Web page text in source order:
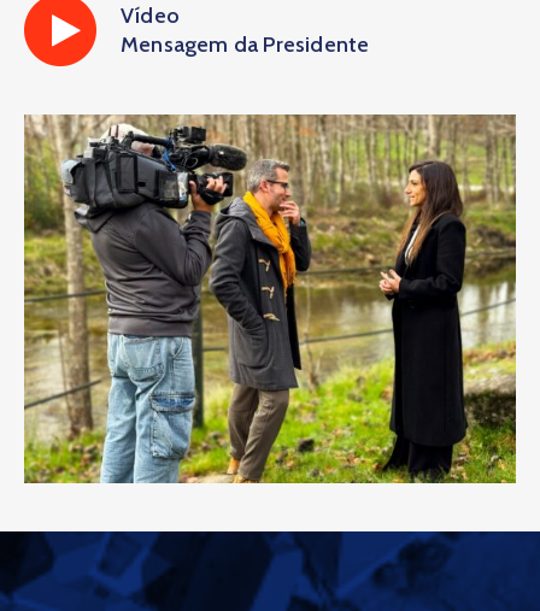
Vídeo
Mensagem da Presidente